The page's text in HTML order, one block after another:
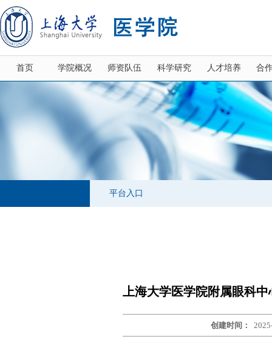
首页 学院概况 师资队伍 科学研究 人才培养 合
平台入口
上海大学医学院附属眼科
创建时间：